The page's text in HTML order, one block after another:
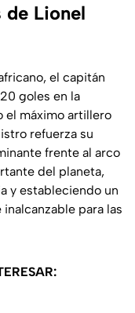
de Lionel
el capitán
goles en la
el máximo artillero
refuerza su
frente al arco
del planeta,
y estableciendo un
para las